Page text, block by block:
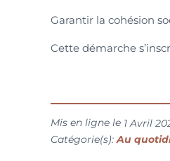
Garantir la cohésion
Cette démarche
Mis en ligne le 1 Avril
Catégorie(s):Au